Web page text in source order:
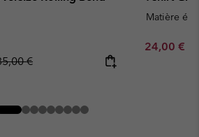
sale price:
price:
€
Matière
Minimum
24,00 €